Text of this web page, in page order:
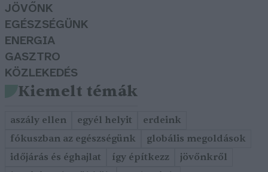
JÖVŐNK
EGÉSZSÉGÜNK
ENERGIA
GASZTRO
KÖZLEKEDÉS
Kiemelt témák
aszály ellen egyél helyit
erdeink
fókuszban az egészségünk
globális megoldások
időjárás és éghajlat
így építkezz
jövőnkről